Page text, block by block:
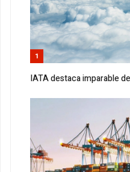
1
IATA destaca imparable